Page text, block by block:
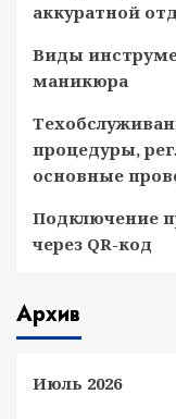
аккуратной
Виды
маникюра
процедуры,
основные
Подключение
через QR-код
Архив
Июль 2026